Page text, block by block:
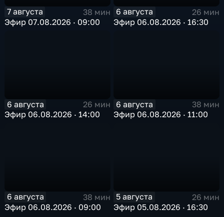
7 августа
38 мин
Эфир 07.08.2026 · 09:00
6 августа
26 мин
Эфир 06.08.2026 · 16:30
6 августа
26 мин
Эфир 06.08.2026 · 14:00
6 августа
38 мин
Эфир 06.08.2026 · 11:00
6 августа
38 мин
Эфир 06.08.2026 · 09:00
5 августа
26 мин
Эфир 05.08.2026 · 16:30